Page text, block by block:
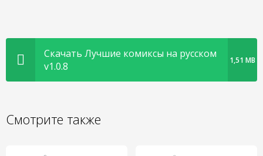
Скачать Лучшие комиксы на русском
v1.0.8
1,51 MB
Смотрите также